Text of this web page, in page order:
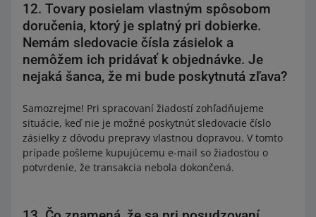
12. Tovary posielam vlastným spôsobom
doručenia, ktorý je splatný pri dobierke.
Nemám sledovacie čísla zásielok a
nemôžem ich pridávať k objednávke. Je
nejaká šanca, že mi bude poskytnutá zľava?
Samozrejme! Pri spracovaní žiadostí zohľadňujeme
situácie, keď nie je možné poskytnúť sledovacie číslo
zásielky z dôvodu prepravy vlastnou dopravou. V tomto
prípade pošleme kupujúcemu e-mail so žiadosťou o
potvrdenie, že transakcia nebola dokončená.